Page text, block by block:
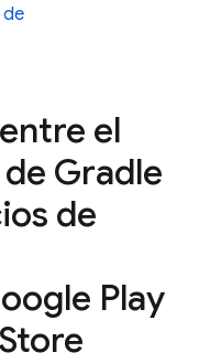
de
el
Gradle
de
Play